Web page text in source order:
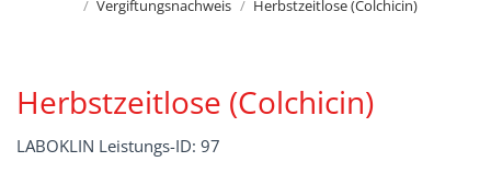
Vergiftungsnachweis
Herbstzeitlose (Colchicin)
Herbstzeitlose (Colchicin)
LABOKLIN Leistungs-ID: 97